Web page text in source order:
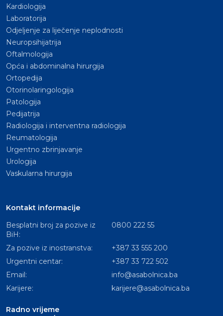
Kardiologija
Laboratorija
Odjeljenje za liječenje neplodnosti
Neuropsihijatrija
Oftalmologija
Opća i abdominalna hirurgija
Ortopedija
Otorinolaringologija
Patologija
Pedijatrija
Radiologija i interventna radiologija
Reumatologija
Urgentno zbrinjavanje
Urologija
Vaskularna hirurgija
Kontakt informacije
Besplatni broj za pozive iz
BiH:
0800 222 55
Za pozive iz inostranstva:
+387 33 555 200
Urgentni centar:
+387 33 722 502
Email:
info@asabolnica.ba
Karijere:
karijere@asabolnica.ba
Radno vrijeme